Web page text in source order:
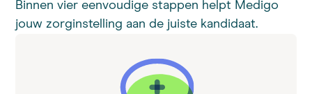
Binnen vier eenvoudige stappen helpt Medigo
jouw zorginstelling aan de juiste kandidaat.